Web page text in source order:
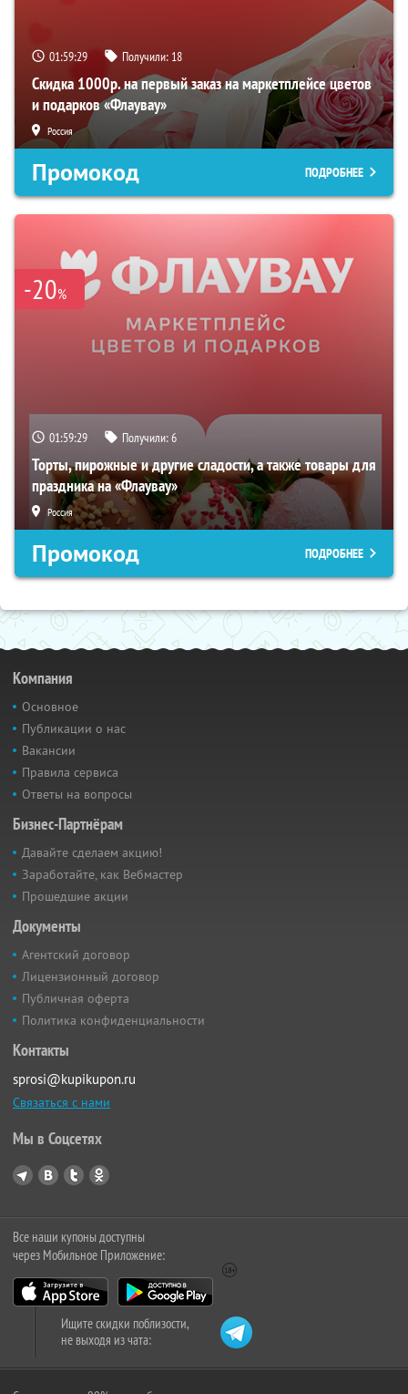
01:59:28 Получили: 18
Скидка 1000р. на первый заказ на маркетплейсе цветов
и подарков «Флаувау»
Россия
Промокод ПОДРОБНЕЕ
-20%
01:59:28 Получили:6
Торты, пирожные и другие сладости, а также товары для
праздника на «Флаувау»
Россия
Промокод ПОДРОБНЕЕ
Компания
Основное
Публикации о нас
Вакансии
Правила сервиса
Ответы на вопросы
Бизнес-Партнёрам
Давайте сделаем акцию!
Заработайте, как Вебмастер
Прошедшие акции
Документы
Агентский договор
Лицензионный договор
Публичная оферта
Политика конфиденциальности
Контакты
sprosi@kupikupon.ru
Связаться с нами
Мы в Соцсетях
Все наши купоны доступны
через Мобильное Приложение:
Ищите скидки поблизости,
не выходя из чата: